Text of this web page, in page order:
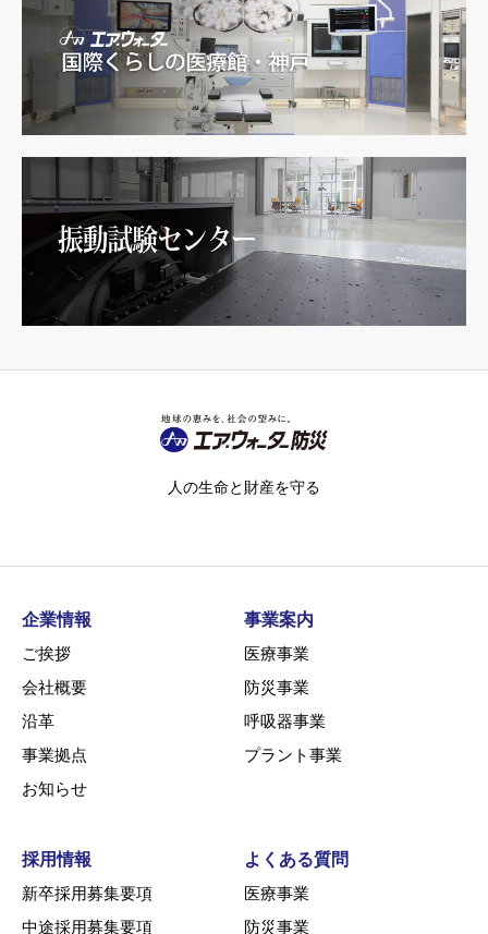
人の生命と財産を守る
企業情報
ご挨拶
会社概要
沿革
事業拠点
お知らせ
事業案内
医療事業
防災事業
呼吸器事業
プラント事業
採用情報
新卒採用募集要項
中途採用募集要項
よくある質問
医療事業
防災事業